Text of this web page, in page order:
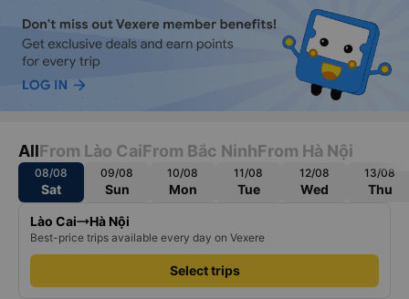
AllFrom Lào CaiFrom Bắc NinhFrom Hà Nội
08/08
Sat
09/08
Sun
10/08
Mon
11/08
Tue
12/08
Wed
13/08
Thu
Lào Cai Hà Nội
Best-price trips available every day on Vexere
Select trips